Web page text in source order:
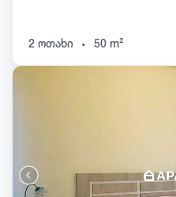
2 ოთახი . 50 m²